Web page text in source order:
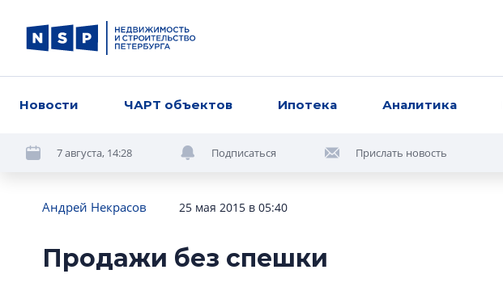
Новости ЧАРТ объектов Ипотека Аналитика
7 августа, 14:28 Подписаться Прислать новость
Андрей Некрасов 25 мая 2015 в 05:40
Продажи без спешки